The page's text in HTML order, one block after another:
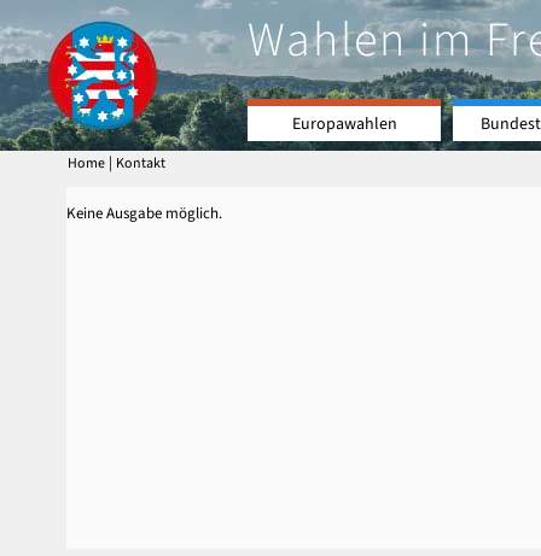
Wahlen im
Europawahlen
Home | Kontakt
Keine Ausgabe möglich.